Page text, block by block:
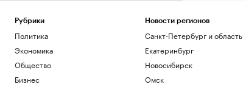
Рубрики
Политика
Экономика
Общество
Бизнес
Новости регионов
Санкт-Петербург и область
Екатеринбург
Новосибирск
Омск